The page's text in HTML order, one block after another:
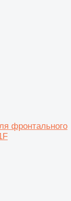
фронтального